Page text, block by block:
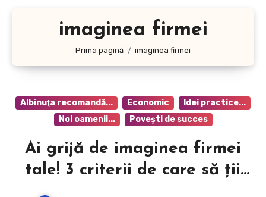
imaginea firmei
Prima pagină imaginea firmei
Albinuţa recomandă... Economic
Idei practice...
Noi oamenii...
Poveşti de succes
Ai grijă de imaginea firmei
tale! 3 criterii de care să ții